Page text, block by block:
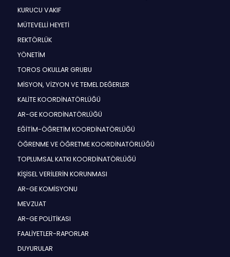
KURUCU VAKIF
MÜTEVELLİ HEYETİ
REKTÖRLÜK
YÖNETİM
TOROS OKULLAR GRUBU
MİSYON, VİZYON VE TEMEL DEĞERLER
KALİTE KOORDİNATÖRLÜĞÜ
AR-GE KOORDİNATÖRLÜĞÜ
EĞİTİM-ÖĞRETİM KOORDİNATÖRLÜĞÜ
ÖĞRENME VE ÖĞRETME KOORDİNATÖRLÜĞÜ
TOPLUMSAL KATKI KOORDİNATÖRLÜĞÜ
KİŞİSEL VERİLERİN KORUNMASI
AR-GE KOMİSYONU
MEVZUAT
AR-GE POLİTİKASI
FAALİYETLER-RAPORLAR
DUYURULAR